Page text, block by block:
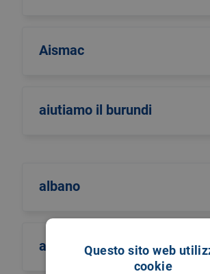
Aismac
aiutiamo il burundi
albano
albero della vita
Questo sito web
cookie